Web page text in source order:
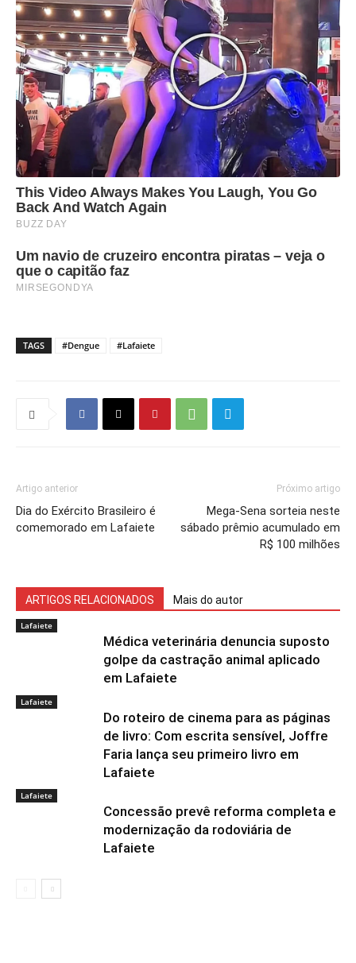
TAGS #Dengue #Lafaiete
Artigo anterior
Dia do Exército Brasileiro é
comemorado em Lafaiete
Próximo artigo
Mega-Sena sorteia neste
sábado prêmio acumulado em
R$ 100 milhões
ARTIGOS RELACIONADOS Mais do autor
Lafaiete
Médica veterinária denuncia suposto
golpe da castração animal aplicado
em Lafaiete
Lafaiete
Do roteiro de cinema para as páginas
de livro: Com escrita sensível, Joffre
Faria lança seu primeiro livro em
Lafaiete
Lafaiete
Concessão prevê reforma completa e
modernização da rodoviária de
Lafaiete